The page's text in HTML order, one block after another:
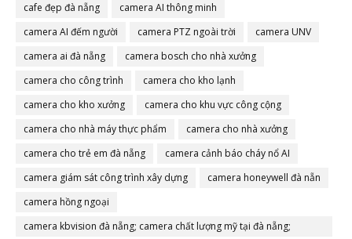
cafe đẹp đà nẵng
camera AI thông minh
camera AI đếm người
camera PTZ ngoài trời
camera UNV
camera ai đà nẵng
camera bosch cho nhà xưởng
camera cho công trình
camera cho kho lạnh
camera cho kho xưởng
camera cho khu vực công cộng
camera cho nhà máy thực phẩm
camera cho nhà xưởng
camera cho trẻ em đà nẵng
camera cảnh báo cháy nổ AI
camera giám sát công trình xây dựng
camera honeywell đà nẵn
camera hồng ngoại
camera kbvision đà nẵng; camera chất lượng mỹ tại đà nẵng;